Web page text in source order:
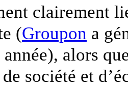
clairement
(Groupon a
alors
société et